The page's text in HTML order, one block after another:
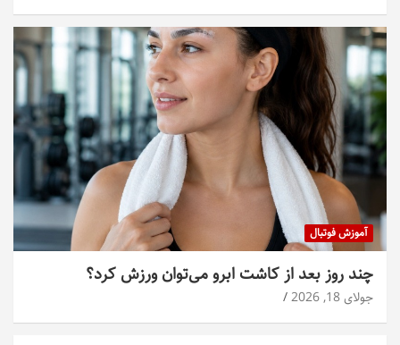
آموزش فوتبال
چند روز بعد از کاشت ابرو می‌توان ورزش کرد؟
جولای 18, 2026